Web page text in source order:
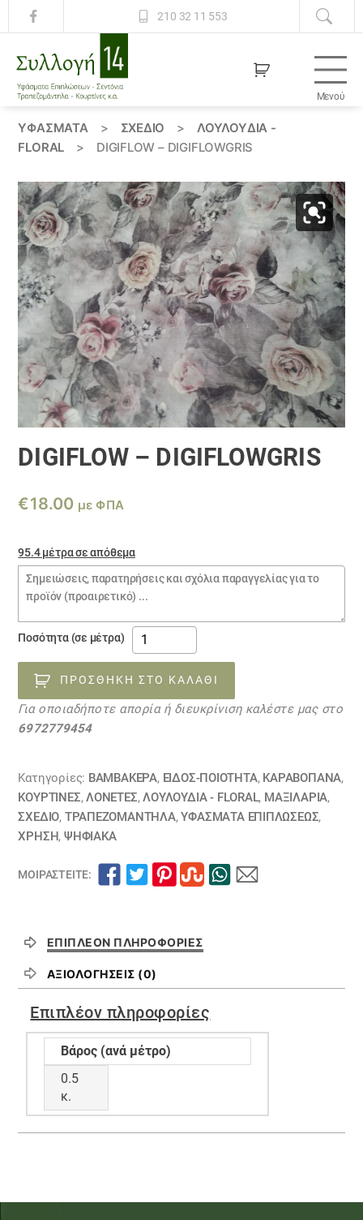
210 32 11 553
14
Μενού
ΥΦΆΣΜΑΤΑ > ΣΧΕΔΙΟ >
ΛΟΥΛΟΎΔΙΑ -
FLORAL
> DIGIFLOW – DIGIFLOWGRIS
DIGIFLOW – DIGIFLOWGRIS
€18.00 με ΦΠΑ
95.4 μέτρα σε απόθεμα
Σημειώσεις
παραγγελίας
Ποσότητα (σε μέτρα)
DIGIFLOW
-
DIGIFLOWGRIS
ποσότητα
ΠΡΟΣΘΉΚΗ ΣΤΟ ΚΑΛΆΘΙ
Για οποιαδήποτε απορία ή διευκρίνιση καλέστε μας στο
6972779454
Κατηγορίες: ΒΑΜΒΑΚΕΡΆ, ΕΙΔΟΣ-ΠΟΙΟΤΗΤΑ, ΚΑΡΑΒΌΠΑΝΑ,
ΚΟΥΡΤΊΝΕΣ,ΛΟΝΈΤΕΣ,ΛΟΥΛΟΎΔΙΑ - FLORAL, ΜΑΞΙΛΆΡΙΑ,
ΣΧΕΔΙΟ, ΤΡΑΠΕΖΟΜΆΝΤΗΛΑ,ΥΦΆΣΜΑΤΑ ΕΠΙΠΛΏΣΕΩΣ,
ΧΡΗΣΗ, ΨΗΦΙΑΚΆ
ΜΟΙΡΑΣΤΕΊΤΕ:
ΕΠΙΠΛΈΟΝ ΠΛΗΡΟΦΟΡΊΕΣ
ΑΞΙΟΛΟΓΉΣΕΙΣ (0)
Επιπλέον πληροφορίες
Βάρος (ανά μέτρο)
0.5
κ.